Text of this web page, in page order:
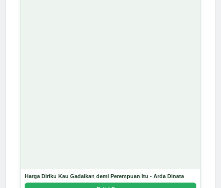
Harga Diriku Kau Gadaikan demi Perempuan Itu - Arda Dinata